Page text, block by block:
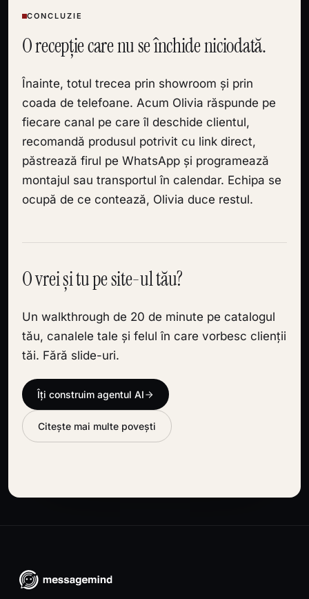
CONCLUZIE
O recepție care nu se închide niciodată.
Înainte, totul trecea prin showroom și prin
coada de telefoane. Acum Olivia răspunde pe
fiecare canal pe care îl deschide clientul,
recomandă produsul potrivit cu link direct,
păstrează firul pe WhatsApp și programează
montajul sau transportul în calendar. Echipa se
ocupă de ce contează, Olivia duce restul.
O vrei și tu pe site-ul tău?
Un walkthrough de 20 de minute pe catalogul
tău, canalele tale și felul în care vorbesc clienții
tăi. Fără slide-uri.
Îți construim agentul AI
Citește mai multe povești